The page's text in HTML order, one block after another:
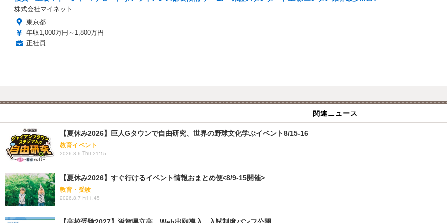
株式会社マイネット
東京都
年収1,000万円～1,800万円
正社員
関連ニュース
【夏休み2026】巨人Gタウンで自由研究、世界の野球文化学ぶイベント8/15-16
教育イベント
2026.8.6 Thu 21:15
【夏休み2026】すぐ行けるイベント情報おまとめ便<8/9-15開催>
教育・受験
2026.8.7 Fri 1:45